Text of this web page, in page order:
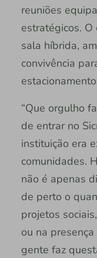
reuniões
estratégicos.
sala híbrida,
convivência
“Que orgulho
de entrar no
instituição era
comunidades.
não é apenas
de perto o
projetos
ou na
gente faz